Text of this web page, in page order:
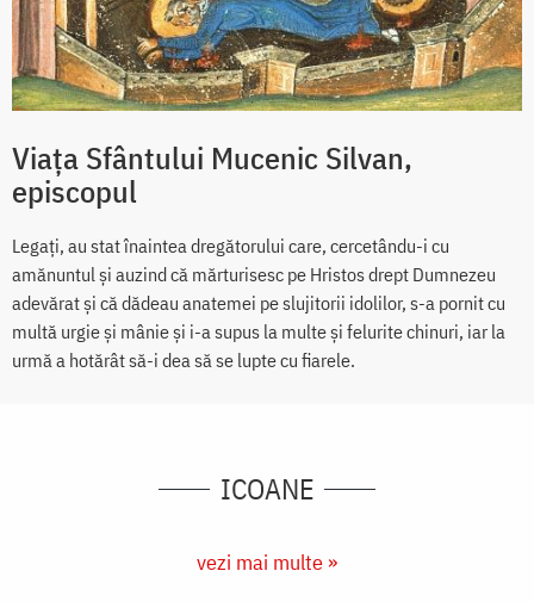
Viața Sfântului Mucenic Silvan,
episcopul
Legați, au stat înaintea dregătorului care, cercetându-i cu
amănuntul și auzind că mărturisesc pe Hristos drept Dumnezeu
adevărat și că dădeau anatemei pe slujitorii idolilor, s-a pornit cu
multă urgie și mânie și i-a supus la multe și felurite chinuri, iar la
urmă a hotărât să-i dea să se lupte cu fiarele.
ICOANE
vezi mai multe »